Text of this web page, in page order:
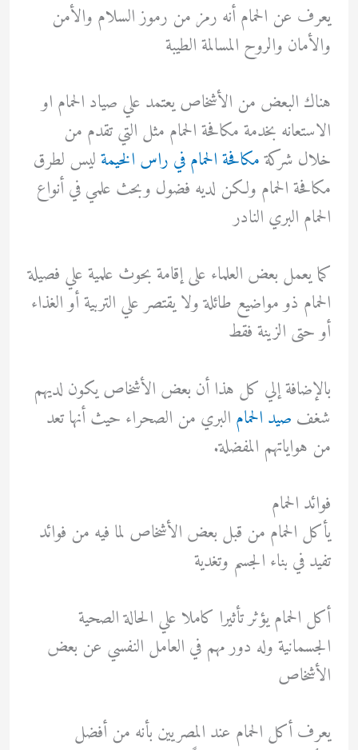
يعرف عن الحمام أنه رمز من رموز السلام والأمن
والأمان والروح المسالمة الطيبة
هناك البعض من الأشخاص يعتمد علي صياد الحمام او
الاستعانه بخدمة مكافحة الحمام مثل التي تقدم من
خلال شركةمكافحة الحمام في راس الخيمةليس لطرق
مكافحة الحمام ولكن لديه فضول وبحث علمي في أنواع
الحمام البري النادر
كما يعمل بعض العلماء على إقامة بحوث علمية علي فصيلة
الحمام ذو مواضيع طائلة ولا يقتصر علي التربية أو الغذاء
أو حتى الزينة فقط
بالإضافة إلي كل هذا أن بعض الأشخاص يكون لديهم
شغف صيد الحمام البري من الصحراء حيث أنها تعد
من هواياتهم المفضلة.
فوائد الحمام
يأكل الحمام من قبل بعض الأشخاص لما فيه من فوائد
تفيد في بناء الجسم وتغدية
أكل الحمام يؤثر تأثيرا كاملا علي الحالة الصحية
الجسمانية وله دور مهم في العامل النفسي عن بعض
الأشخاص
يعرف أكل الحمام عند المصريين بأنه من أفضل